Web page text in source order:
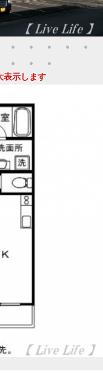
表示します